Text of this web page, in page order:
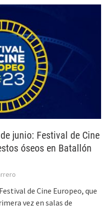
junio: Festival de Cine
óseos en Batallón
de Cine Europeo, que
vez en salas de